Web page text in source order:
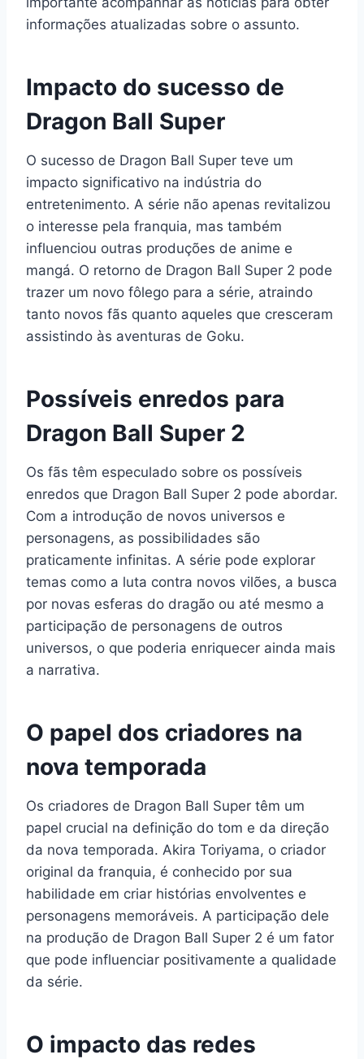
informações atualizadas sobre o assunto.
Impacto do sucesso de
Dragon Ball Super
O sucesso de Dragon Ball Super teve um
impacto significativo na indústria do
entretenimento. A série não apenas revitalizou
o interesse pela franquia, mas também
influenciou outras produções de anime e
mangá. O retorno de Dragon Ball Super 2 pode
trazer um novo fôlego para a série, atraindo
tanto novos fãs quanto aqueles que cresceram
assistindo às aventuras de Goku.
Possíveis enredos para
Dragon Ball Super 2
Os fãs têm especulado sobre os possíveis
enredos que Dragon Ball Super 2 pode abordar.
Com a introdução de novos universos e
personagens, as possibilidades são
praticamente infinitas. A série pode explorar
temas como a luta contra novos vilões, a busca
por novas esferas do dragão ou até mesmo a
participação de personagens de outros
universos, o que poderia enriquecer ainda mais
a narrativa.
O papel dos criadores na
nova temporada
Os criadores de Dragon Ball Super têm um
papel crucial na definição do tom e da direção
da nova temporada. Akira Toriyama, o criador
original da franquia, é conhecido por sua
habilidade em criar histórias envolventes e
personagens memoráveis. A participação dele
na produção de Dragon Ball Super 2 é um fator
que pode influenciar positivamente a qualidade
da série.
O impacto das redes